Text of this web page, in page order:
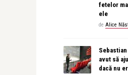
fetelor
ele
de Alice
Sebastian
avut să
dacă nu